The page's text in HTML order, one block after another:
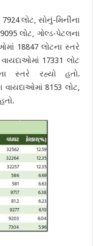
લોટ, સોનું-મિનીના
લોટ, ગોલ્ડ-પેટલના
18847 લોટના સ્તરે
વાયદાઓમાં 17331 લોટ
સ્તરે રહ્યો હતો.
વાયદાઓમાં 8153 લોટ,